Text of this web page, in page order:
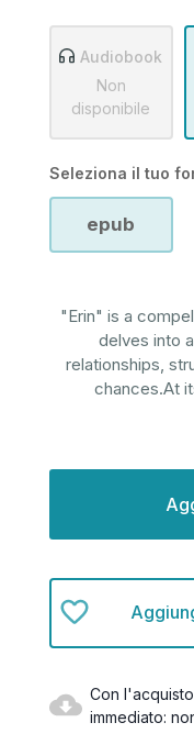
Audiobook
Non
disponibile
Seleziona il tuo
epub
"Erin" is a
delves into
relationships,
chances.At
Con
immediato: